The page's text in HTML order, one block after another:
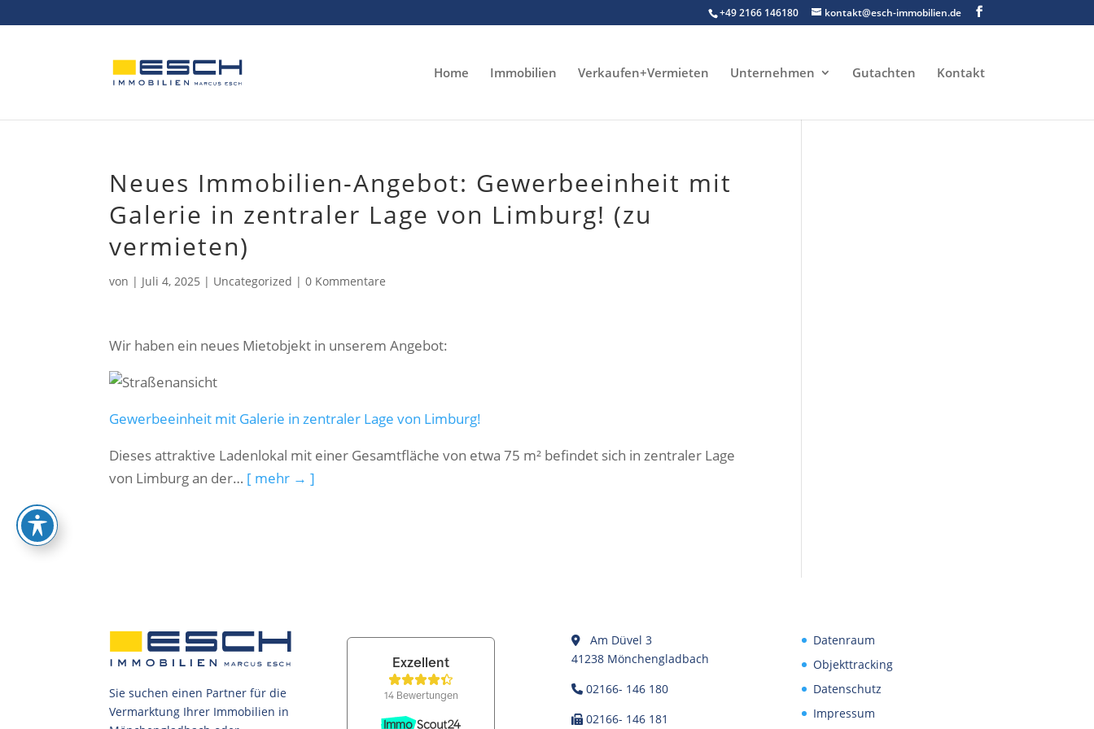
to
+49 2166 146180 kontakt@esch-immobilien.de
Home Immobilien Verkaufen+Vermieten Unternehmen Gutachten Kontakt
Neues Immobilien-Angebot: Gewerbeeinheit mit
Galerie in zentraler Lage von Limburg! (zu
vermieten)
von | Juli 4, 2025 | Uncategorized |0 Kommentare
Wir haben ein neues Mietobjekt in unserem Angebot:
Gewerbeeinheit mit Galerie in zentraler Lage von Limburg!
Dieses attraktive Ladenlokal mit einer Gesamtfläche von etwa 75 m² befindet sich in zentraler Lage
von Limburg an der… [ mehr → ]
Sie suchen einen Partner für die
Vermarktung Ihrer Immobilien in
Am Düvel 3
41238 Mönchengladbach
02166- 146 180
02166- 146 181
Datenraum
Objekttracking
Datenschutz
Impressum